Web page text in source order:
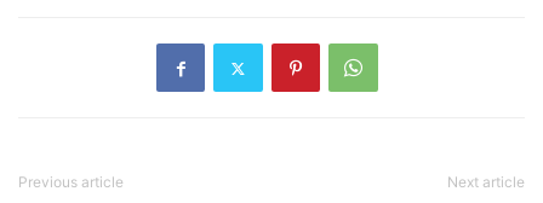
Previous article Next article